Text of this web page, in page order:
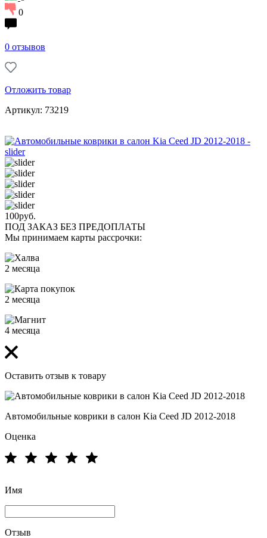
0
0 отзывов
Отложить товар
Артикул: 73219
100руб.
ПОД ЗАКАЗ БЕЗ ПРЕДОПЛАТЫ
Мы принимаем карты рассрочки:
2 месяца
2 месяца
4 месяца
Оставить отзыв к товару
Автомобильные коврики в салон Kia Ceed JD 2012-2018
Оценка
Имя
Отзыв